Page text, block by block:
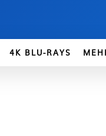
4K BLU-RAYS